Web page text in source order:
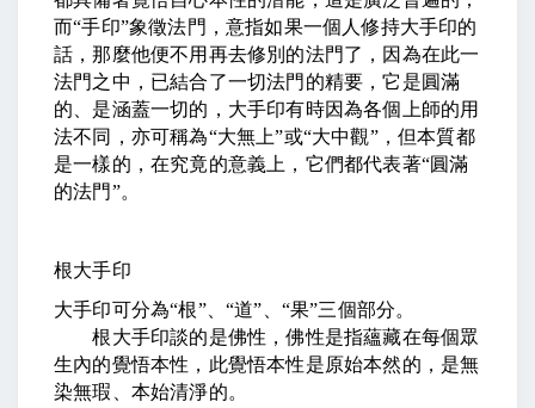
而“手印”象徵法門，意指如果一個人修持大手印的
話，那麼他便不用再去修別的法門了，因為在此一
法門之中，已結合了一切法門的精要，它是圓滿
的、是涵蓋一切的，大手印有時因為各個上師的用
法不同，亦可稱為“大無上”或“大中觀”，但本質都
是一樣的，在究竟的意義上，它們都代表著“圓滿
的法門”。
根大手印
大手印可分為“根”、“道” “果”三個部分。
根大手印談的是佛性，佛性是指蘊藏在每個眾
生內的覺悟本性，此覺悟本性是原始本然的，是無
染無瑕、本始清淨的。